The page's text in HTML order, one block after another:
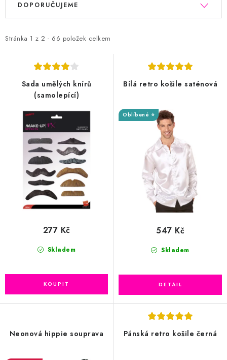
ý
p
Stránka 1 z 2 - 66 položek celkem
a
z
DOPORUČUJEME
Sada umělých knírů
(samolepící)
Skladem
277 Kč
Bílá retro košile saténová
Oblíbené ⭐
Skladem
547 Kč
Neonová hippie souprava Pánská retro košile černá